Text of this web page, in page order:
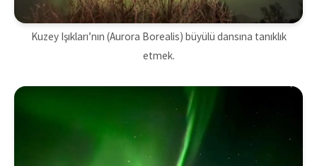
Kuzey Işıkları’nın (Aurora Borealis) büyülü dansına tanıklık
etmek.